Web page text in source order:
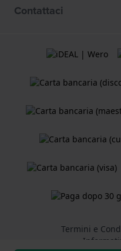
Contattaci
Termini e